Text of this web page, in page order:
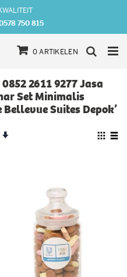
750 815
naar
Cart
0 ARTIKELEN Zoek
2611 9277 Jasa
Set Minimalis
Suites Depok’
Van